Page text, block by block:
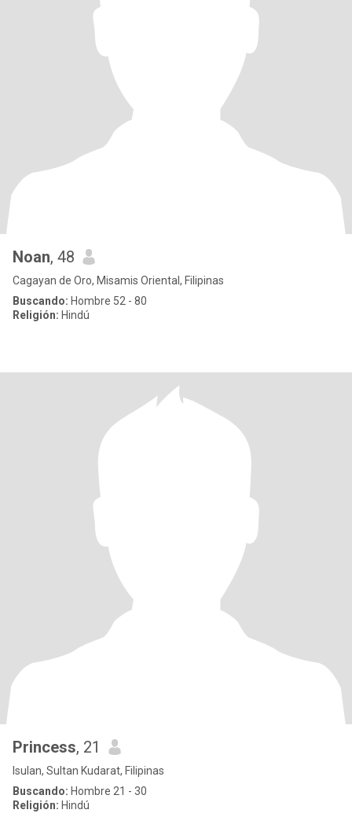
Noan, 48
Cagayan de Oro, Misamis Oriental, Filipinas
Buscando: Hombre 52 - 80
Religión: Hindú
Princess, 21
Isulan, Sultan Kudarat, Filipinas
Buscando: Hombre 21 - 30
Religión: Hindú